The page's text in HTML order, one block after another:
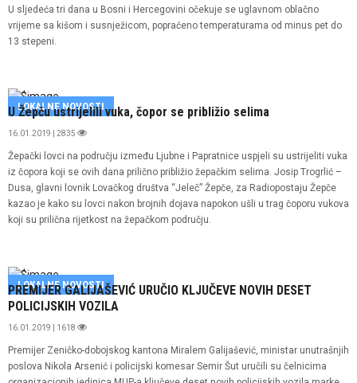
U sljedeća tri dana u Bosni i Hercegovini očekuje se uglavnom oblačno
vrijeme sa kišom i susnježicom, popraćeno temperaturama od minus pet do
13 stepeni.
LOKALNE NOVOSTI
U Žepču ustrijelili vuka, čopor se približio selima
16.01.2019 | 2835
Žepački lovci na području između Ljubne i Papratnice uspjeli su ustrijeliti vuka
iz čopora koji se ovih dana prilično približio žepačkim selima. Josip Trogrlić –
Dusa, glavni lovnik Lovačkog društva “Jeleč” Žepče, za Radiopostaju Žepče
kazao je kako su lovci nakon brojnih dojava napokon ušli u trag čoporu vukova
koji su prilična rijetkost na žepačkom području.
LOKALNE NOVOSTI
PREMIJER GALIJAŠEVIĆ URUČIO KLJUČEVE NOVIH DESET
POLICIJSKIH VOZILA
16.01.2019 | 1618
Premijer Zeničko-dobojskog kantona Miralem Galijašević, ministar unutrašnjih
poslova Nikola Arsenić i policijski komesar Semir Šut uručili su čelnicima